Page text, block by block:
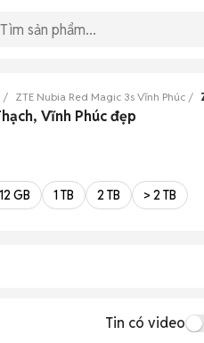
ZTE Nubia Red Magic 3s Vĩnh Phúc
Vĩnh Phúc đẹp
GB 1 TB 2 TB > 2 TB
Tin có video